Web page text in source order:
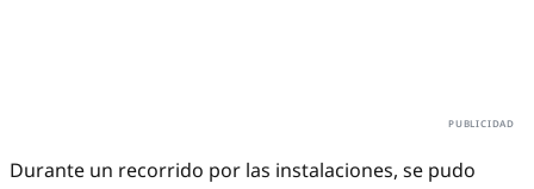
Durante un recorrido por las instalaciones, se pudo